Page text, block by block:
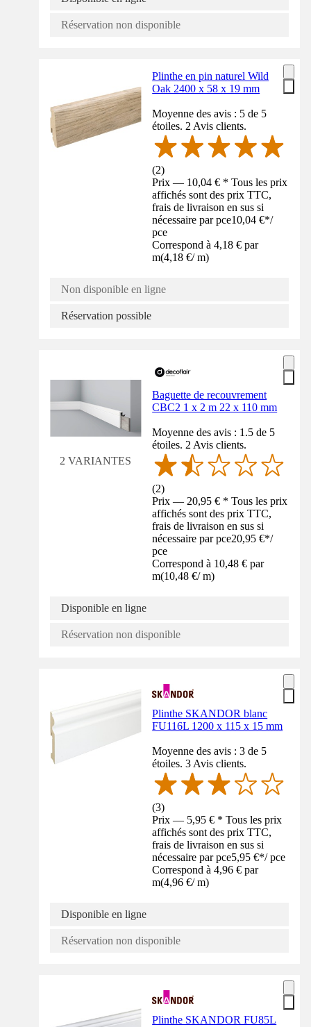
Réservation non disponible
Plinthe en pin naturel Wild
Oak 2400 x 58 x 19 mm
Moyenne des avis : 5 de 5
étoiles. 2 Avis clients.
(2)
Prix — 10,04 € * Tous les prix
affichés sont des prix TTC,
frais de livraison en sus si
nécessaire par pce10,04 €*/
pce
Correspond à 4,18 € par
m(4,18 €/ m)
Non disponible en ligne
Réservation possible
2 VARIANTES
Baguette de recouvrement
CBC2 1 x 2 m 22 x 110 mm
Moyenne des avis : 1.5 de 5
étoiles. 2 Avis clients.
(2)
Prix — 20,95 € * Tous les prix
affichés sont des prix TTC,
frais de livraison en sus si
nécessaire par pce20,95 €*/
pce
Correspond à 10,48 € par
m(10,48 €/ m)
Disponible en ligne
Réservation non disponible
Plinthe SKANDOR blanc
FU116L 1200 x 115 x 15 mm
Moyenne des avis : 3 de 5
étoiles. 3 Avis clients.
(3)
Prix — 5,95 € * Tous les prix
affichés sont des prix TTC,
frais de livraison en sus si
nécessaire par pce5,95 €*/ pce
Correspond à 4,96 € par
m(4,96 €/ m)
Disponible en ligne
Réservation non disponible
Plinthe SKANDOR FU85L